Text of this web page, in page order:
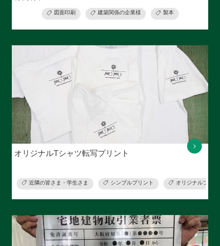
図面印刷 建築関係の企業様 製本
オリジナルTシャツ転写プリント
近隣の皆さま・学生さま シンプルプリント オリジナルプリ